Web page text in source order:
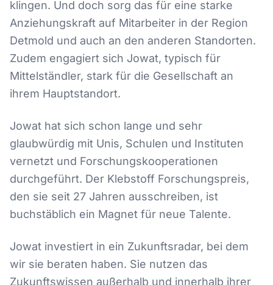
klingen. Und doch sorg das für eine starke
Anziehungskraft auf Mitarbeiter in der Region
Detmold und auch an den anderen Standorten.
Zudem engagiert sich Jowat, typisch für
Mittelständler, stark für die Gesellschaft an
ihrem Hauptstandort.
Jowat hat sich schon lange und sehr
glaubwürdig mit Unis, Schulen und Instituten
vernetzt und Forschungskooperationen
durchgeführt. Der Klebstoff Forschungspreis,
den sie seit 27 Jahren ausschreiben, ist
buchstäblich ein Magnet für neue Talente.
Jowat investiert in ein Zukunftsradar, bei dem
wir sie beraten haben. Sie nutzen das
Zukunftswissen außerhalb und innerhalb ihrer